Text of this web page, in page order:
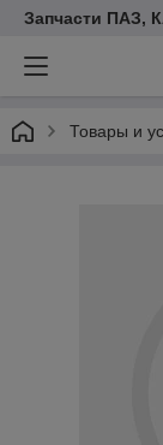
Запчасти ПАЗ,
Товары и